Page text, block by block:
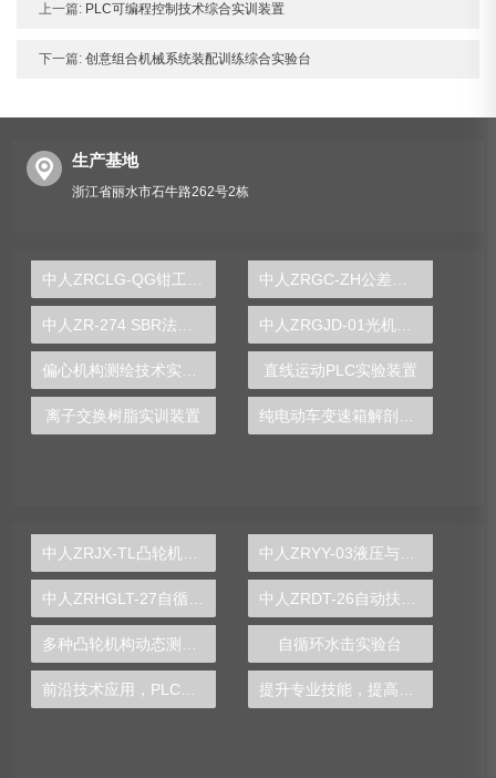
上一篇: PLC可编程控制技术综合实训装置
下一篇: 创意组合机械系统装配训练综合实验台
生产基地
浙江省丽水市石牛路262号2栋
直线运动PLC实验装置
离子交换树脂实训装置
自循环水击实验台